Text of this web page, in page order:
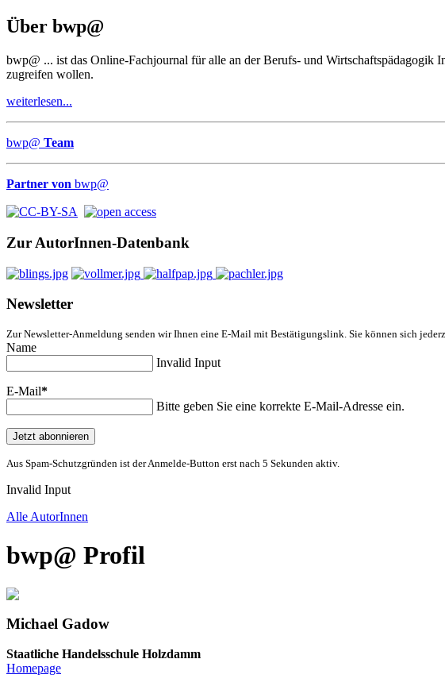
Über bwp@
bwp@ ... ist das Online-Fachjournal für alle an der Berufs- und
zugreifen wollen.
weiterlesen...
bwp@ Team
Partner von bwp@
Zur AutorInnen-Datenbank
Newsletter
Zur Newsletter-Anmeldung senden wir Ihnen eine E-Mail mit Bestätigungslink. Sie können sich
Name
Invalid Input
E-Mail*
Bitte geben Sie eine korrekte E-Mail-Adresse ein.
Jetzt abonnieren
Aus Spam-Schutzgründen ist der Anmelde-Button erst nach 5 Sekunden aktiv.
Invalid Input
Alle AutorInnen
bwp@ Profil
Michael Gadow
Staatliche Handelsschule Holzdamm
Homepage